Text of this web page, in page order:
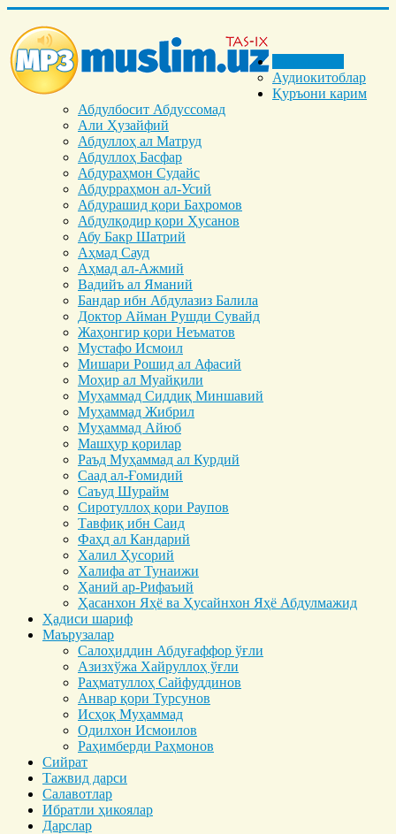
Аудиокитоблар
Қуръони карим
Абдулбосит Абдуссомад
Али Ҳузайфий
Абдуллоҳ ал Матруд
Абдуллоҳ Басфар
Абдураҳмон Судайс
Абдурраҳмон ал-Усий
Абдурашид қори Баҳромов
Абдулқодир қори Ҳусанов
Абу Бакр Шатрий
Аҳмад Сауд
Аҳмад ал-Ажмий
Вадийъ ал Яманий
Бандар ибн Абдулазиз Балила
Доктор Айман Рушди Сувайд
Жаҳонгир қори Неъматов
Мустафо Исмоил
Мишари Рошид ал Афасий
Моҳир ал Муайқили
Муҳаммад Cиддиқ Миншавий
Муҳаммад Жибрил
Муҳаммад Айюб
Машҳур қорилар
Раъд Муҳаммад ал Курдий
Саад ал-Ғомидий
Саъуд Шурайм
Сиротуллоҳ қори Раупов
Тавфиқ ибн Саид
Фаҳд ал Кандарий
Халил Ҳусорий
Халифа ат Тунаижи
Ҳаний ар-Рифаъий
Ҳасанхон Яҳё ва Ҳусайнхон Яҳё Абдулмажид
Ҳадиси шариф
Маърузалар
Салоҳиддин Абдуғаффор ўғли
Азизхўжа Хайруллоҳ ўғли
Раҳматуллоҳ Сайфуддинов
Анвар қори Турсунов
Исҳоқ Муҳаммад
Одилхон Исмоилов
Раҳимберди Раҳмонов
Сийрат
Тажвид дарси
Салавотлар
Ибратли ҳикоялар
Дарслар